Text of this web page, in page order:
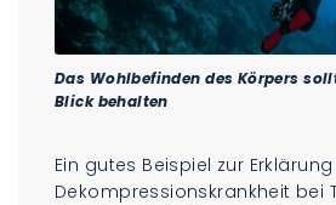
Das Wohlbefinden des Körpers
Blick behalten
Ein gutes Beispiel zur
Dekompressionskrankheit bei